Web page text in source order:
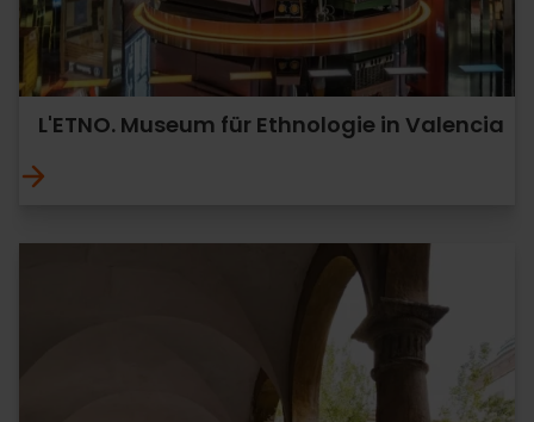
L'ETNO. Museum für Ethnologie in Valencia